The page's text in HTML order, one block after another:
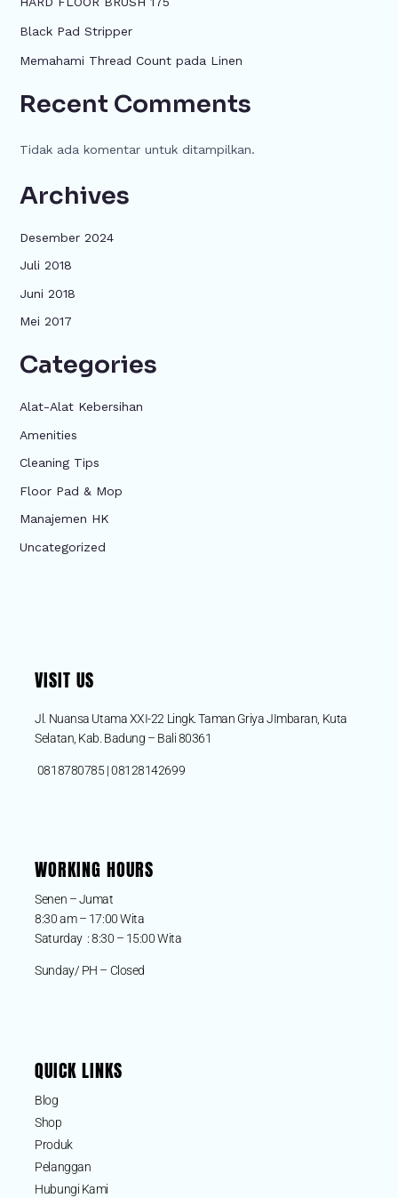
Black Pad Stripper
Memahami Thread Count pada Linen
Recent Comments
Tidak ada komentar untuk ditampilkan.
Archives
Desember 2024
Juli 2018
Juni 2018
Mei 2017
Categories
Alat-Alat Kebersihan
Amenities
Cleaning Tips
Floor Pad & Mop
Manajemen HK
Uncategorized
VISIT US
Jl. Nuansa Utama XXI-22 Lingk. Taman Griya JImbaran, Kuta
Selatan, Kab. Badung – Bali 80361
0818780785 | 08128142699
WORKING HOURS
Senen – Jumat
8:30 am – 17:00 Wita
Saturday : 8:30 – 15:00 Wita
Sunday/ PH – Closed
QUICK LINKS
Blog
Shop
Produk
Pelanggan
Hubungi Kami